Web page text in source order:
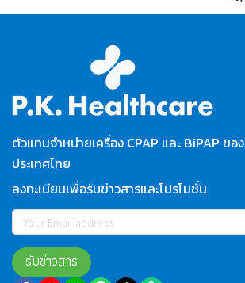
ตัวแทนจำหน่ายเครื่อง CPAP และ BiPAP ขอ
ประเทศไทย
ลงทะเบียนเพื่อรับข่าวสารและโปรโมชั่น
รับข่าวสาร